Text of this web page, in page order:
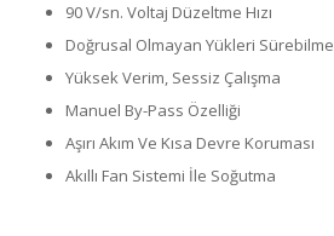
90 V/sn. Voltaj Düzeltme Hızı
Doğrusal Olmayan Yükleri Sürebilme
Yüksek Verim, Sessiz Çalışma
Manuel By-Pass Özelliği
Aşırı Akım Ve Kısa Devre Koruması
Akıllı Fan Sistemi İle Soğutma